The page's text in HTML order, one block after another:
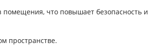
помещения, что повышает безопасность и
пространстве.